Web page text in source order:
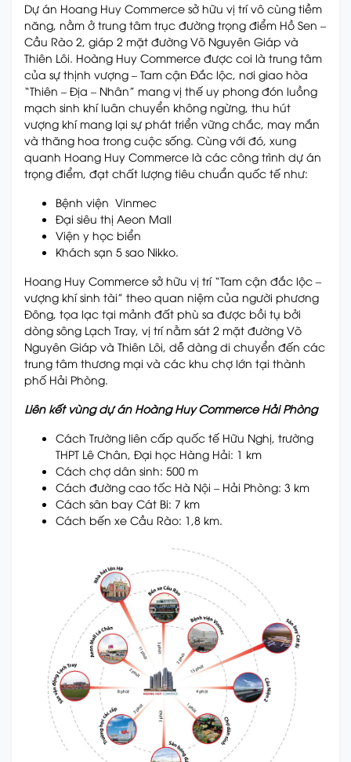
Dự án Hoang Huy Commerce sở hữu vị trí vô cùng tiềm
năng, nằm ở trung tâm trục đường trọng điểm Hồ Sen –
Cầu Rào 2, giáp 2 mặt đường Võ Nguyên Giáp và
Thiên Lôi. Hoàng Huy Commerce được coi là trung tâm
của sự thịnh vượng – Tam cận Đắc lộc, nơi giao hòa
“Thiên – Địa – Nhân” mang vị thế uy phong đón luồng
mạch sinh khí luân chuyển không ngừng, thu hút
vượng khí mang lại sự phát triển vững chắc, may mắn
và thăng hoa trong cuộc sống. Cùng với đó, xung
quanh Hoang Huy Commerce là các công trình dự án
trọng điểm, đạt chất lượng tiêu chuẩn quốc tế như:
Bệnh viện Vinmec
Đại siêu thị Aeon Mall
Viện y học biển
Khách sạn 5 sao Nikko.
Hoang Huy Commerce sở hữu vị trí “Tam cận đắc lộc –
vượng khí sinh tài” theo quan niệm của người phương
Đông, tọa lạc tại mảnh đất phù sa được bồi tụ bởi
dòng sông Lạch Tray, vị trí nằm sát 2 mặt đường Võ
Nguyên Giáp và Thiên Lôi, dễ dàng di chuyển đến các
trung tâm thương mại và các khu chợ lớn tại thành
phố Hải Phòng.
Liên kết vùng dự án Hoàng Huy Commerce Hải Phòng
Cách Trường liên cấp quốc tế Hữu Nghị, trường
THPT Lê Chân, Đại học Hàng Hải: 1 km
Cách chợ dân sinh: 500 m
Cách đường cao tốc Hà Nội – Hải Phòng: 3 km
Cách sân bay Cát Bi: 7 km
Cách bến xe Cầu Rào: 1,8 km.